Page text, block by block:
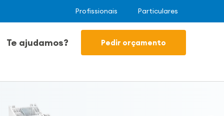
Profissionais Particulares
Te ajudamos? Pedir orçamento